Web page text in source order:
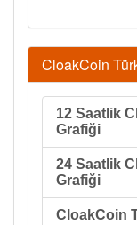
CloakCoin
12 Saatlik
Grafiği
24 Saatlik
Grafiği
CloakCoin